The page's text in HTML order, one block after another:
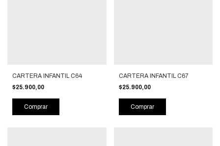
CARTERA INFANTIL C64
$25.900,00
Comprar
CARTERA INFANTIL C67
$25.900,00
Comprar